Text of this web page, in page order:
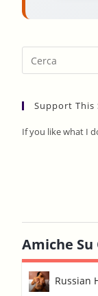
Support This
If you like what I
Amiche
Russian